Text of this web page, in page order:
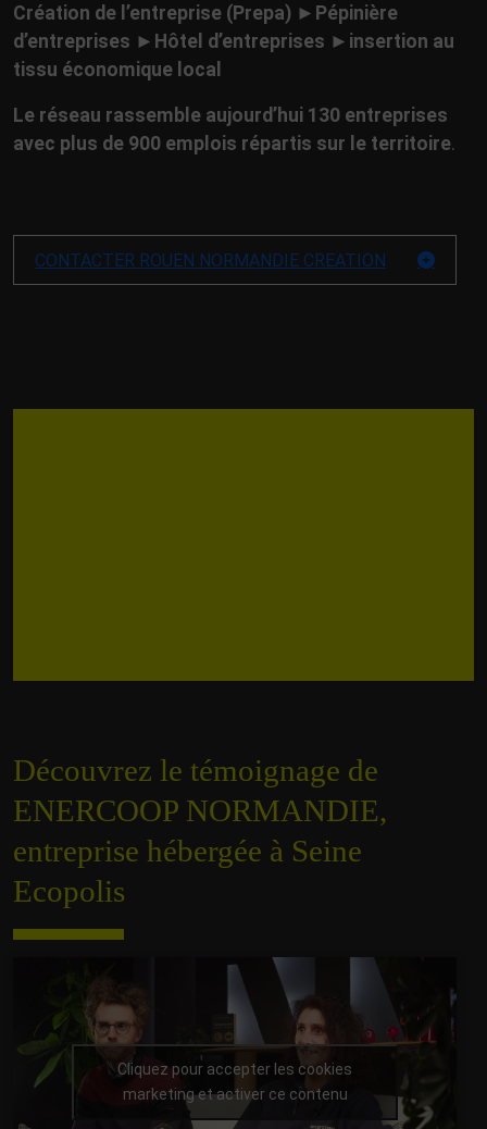
Création de l’entreprise (Prepa) ►Pépinière
d’entreprises ►Hôtel d’entreprises ►insertion au
tissu économique local
Le réseau rassemble aujourd’hui 130 entreprises
avec plus de 900 emplois répartis sur le territoire.
CONTACTER ROUEN NORMANDIE CREATION
Découvrez le témoignage de
ENERCOOP NORMANDIE,
entreprise hébergée à Seine
Ecopolis
Cliquez pour accepter les cookies
marketing et activer ce contenu